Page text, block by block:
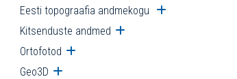
Eesti topograafia andmekogu Ava
Kitsenduste andmed Ava alammenüü
Ortofotod Ava alammenüü
Geo3D Ava alammenüü